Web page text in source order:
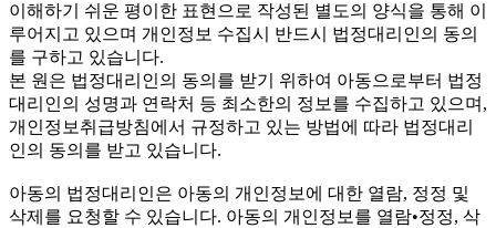
이해하기 쉬운 평이한 표현으로 작성된 별도의 양식을 통해 이
루어지고 있으며 개인정보 수집시 반드시 법정대리인의 동의
를 구하고 있습니다.
본 원은 법정대리인의 동의를 받기 위하여 아동으로부터 법정
대리인의 성명과 연락처 등 최소한의 정보를 수집하고 있으며,
개인정보취급방침에서 규정하고 있는 방법에 따라 법정대리
인의 동의를 받고 있습니다.
아동의 법정대리인은 아동의 개인정보에 대한 열람, 정정 및
삭제를 요청할 수 있습니다. 아동의 개인정보를 열람•정정, 삭